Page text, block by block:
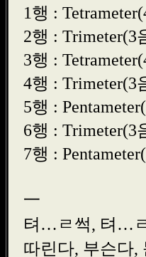
1행 :
2행 : Trimeter(3
3행 :
4행 : Trimeter(3
5행 :
6행 : Trimeter(3
7행 :
一
텨…ㄹ썩,
따린다,